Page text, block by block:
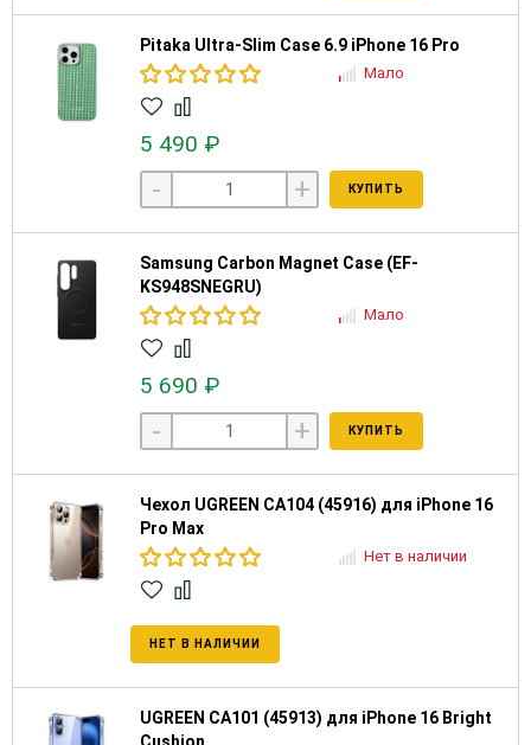
Pitaka Ultra-Slim Case 6.9 iPhone 16 Pro
Мало
5 490 ₽
- + КУПИТЬ
Samsung Carbon Magnet Case (EF-
KS948SNEGRU)
Мало
5 690 ₽
- + КУПИТЬ
Чехол UGREEN CA104 (45916) для iPhone 16
Pro Max
Нет в наличии
НЕТ В НАЛИЧИИ
UGREEN CA101 (45913) для iPhone 16 Bright